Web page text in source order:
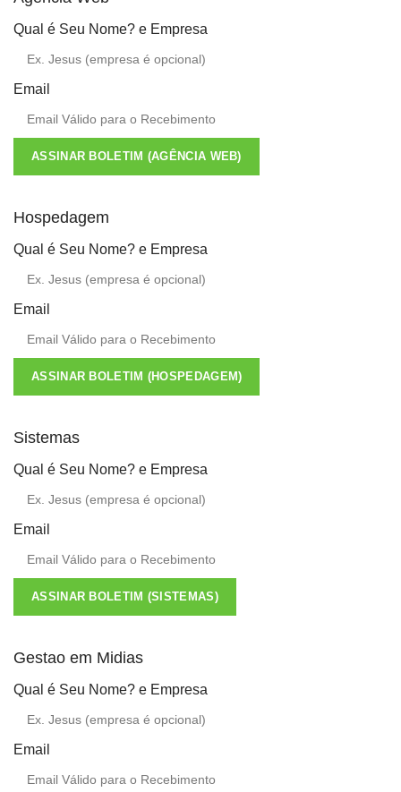
Qual é Seu Nome? e Empresa
Email
ASSINAR BOLETIM (AGÊNCIA WEB)
Hospedagem
Qual é Seu Nome? e Empresa
Email
ASSINAR BOLETIM (HOSPEDAGEM)
Sistemas
Qual é Seu Nome? e Empresa
Email
ASSINAR BOLETIM (SISTEMAS)
Gestao em Midias
Qual é Seu Nome? e Empresa
Email